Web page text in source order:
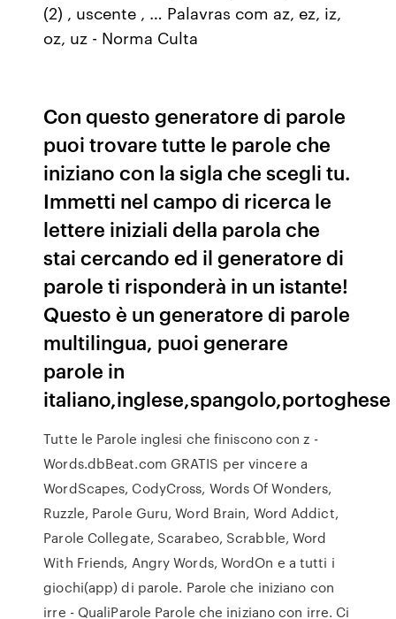
(2) , uscente , … Palavras com az, ez, iz,
oz, uz - Norma Culta
Con questo generatore di parole
puoi trovare tutte le parole che
iniziano con la sigla che scegli tu.
Immetti nel campo di ricerca le
lettere iniziali della parola che
stai cercando ed il generatore di
parole ti risponderà in un istante!
Questo è un generatore di parole
multilingua, puoi generare
parole in
italiano,inglese,spangolo,portoghese
Tutte le Parole inglesi che finiscono con z -
Words.dbBeat.com GRATIS per vincere a
WordScapes, CodyCross, Words Of Wonders,
Ruzzle, Parole Guru, Word Brain, Word Addict,
Parole Collegate, Scarabeo, Scrabble, Word
With Friends, Angry Words, WordOn e a tutti i
giochi(app) di parole. Parole che iniziano con
irre - QualiParole Parole che iniziano con irre. Ci